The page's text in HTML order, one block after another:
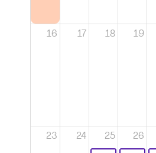
16 17 18 19
23 24 25 26